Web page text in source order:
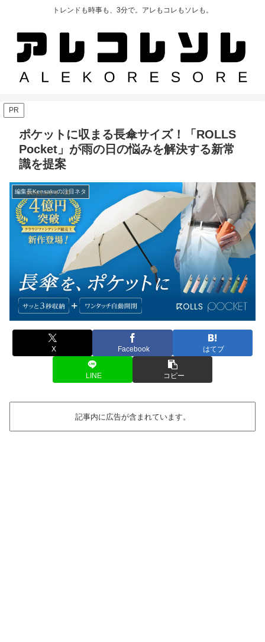
トレンドも時事も、3分で。アレもコレもソレも。
PR
ポケットに収まる長傘サイズ！「ROLLS
Pocket」が雨の日の悩みを解決する新常
識を提案
編集長Kensakuの注目ネタ
X Facebook はてブ
LINE コピー
記事内に広告が含まれています。